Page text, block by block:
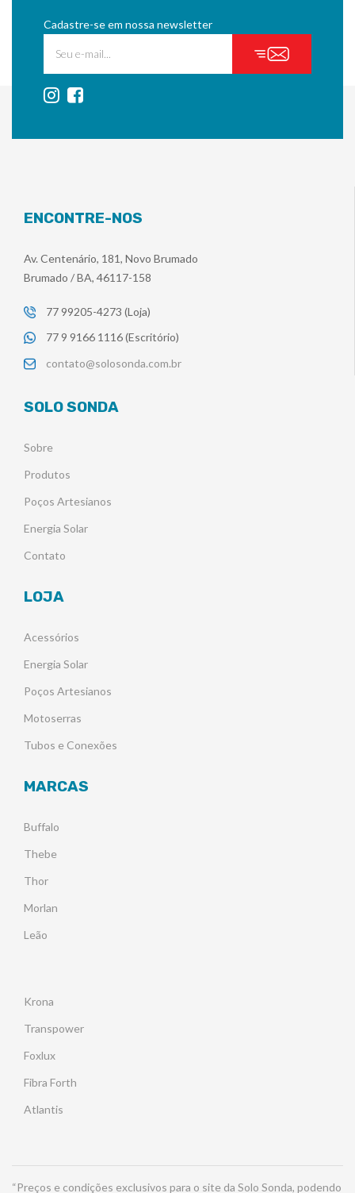
Cadastre-se em nossa newsletter
ENCONTRE-NOS
Av. Centenário, 181, Novo Brumado
Brumado / BA, 46117-158
77 99205-4273 (Loja)
77 9 9166 1116 (Escritório)
contato@solosonda.com.br
SOLO SONDA
Sobre
Produtos
Poços Artesianos
Energia Solar
Contato
LOJA
Acessórios
Energia Solar
Poços Artesianos
Motoserras
Tubos e Conexões
MARCAS
Buffalo
Thebe
Thor
Morlan
Leão
Krona
Transpower
Foxlux
Fibra Forth
Atlantis
“Preços e condições exclusivos para o site da Solo Sonda, podendo